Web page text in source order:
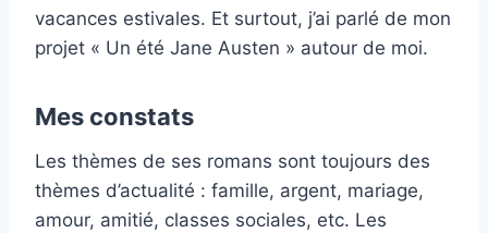
vacances estivales. Et surtout, j’ai parlé de mon
projet « Un été Jane Austen » autour de moi.
Mes constats
Les thèmes de ses romans sont toujours des
thèmes d’actualité : famille, argent, mariage,
amour, amitié, classes sociales, etc. Les